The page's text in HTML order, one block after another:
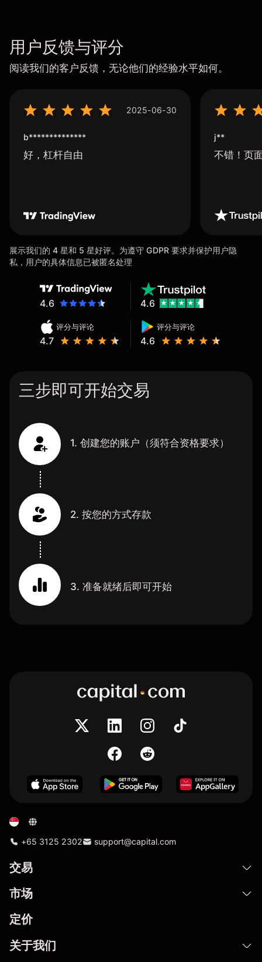
用户反馈与评分
阅读我们的客户反馈，无论他们的经验水平如何。
2025-06-30
b**************
好，杠杆自由
j**
不错！页
展示我们的 4 星和 5 星好评。为遵守 GDPR 要求并保护用户隐
私，用户的具体信息已被匿名处理
4.6
评分与评论
4.7
评分与评论
4.6
4.6
三步即可开始交易
1. 创建您的账户（须符合资格要求）
2. 按您的方式存款
3. 准备就绪后即可开始
+65 3125 2302 support@capital.com
交易
市场
定价
关于我们